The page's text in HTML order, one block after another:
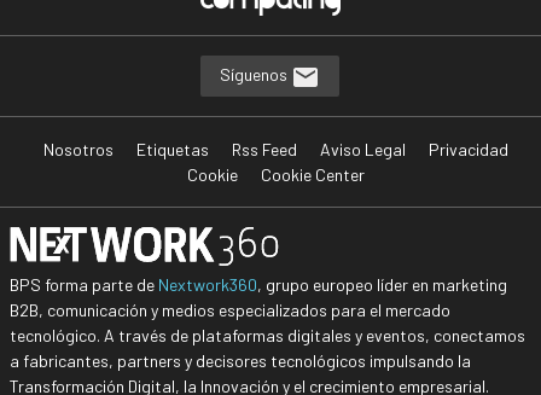
Síguenos
Nosotros Etiquetas Rss Feed Aviso Legal
Privacidad
Cookie
Cookie Center
BPS forma parte de Nextwork360, grupo europeo líder en marketing
B2B, comunicación y medios especializados para el mercado
tecnológico. A través de plataformas digitales y eventos, conectamos
a fabricantes, partners y decisores tecnológicos impulsando la
Transformación Digital, la Innovación y el crecimiento empresarial.